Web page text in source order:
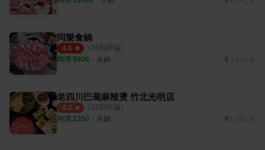
同樂食鍋
4.6 （ 16則評論）
均消 $800 ・ 火鍋
老四川巴蜀麻辣燙 竹北光明店
4.2 （ 11 則評論）
均消 $350 ・ 火鍋